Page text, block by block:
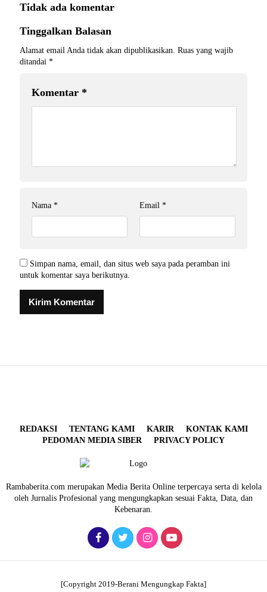
Tidak ada komentar
Tinggalkan Balasan
Alamat email Anda tidak akan dipublikasikan. Ruas yang wajib
ditandai *
Komentar *
Nama * Email *
Simpan nama, email, dan situs web saya pada peramban ini
untuk komentar saya berikutnya.
REDAKSI TENTANG KAMI KARIR
KONTAK KAMI
PEDOMAN MEDIA SIBER
PRIVACY POLICY
Rambaberita.com merupakan Media Berita Online terpercaya serta di kelola
oleh Jurnalis Profesional yang mengungkapkan sesuai Fakta, Data, dan
Kebenaran.
[Copyright 2019-Berani Mengungkap Fakta]